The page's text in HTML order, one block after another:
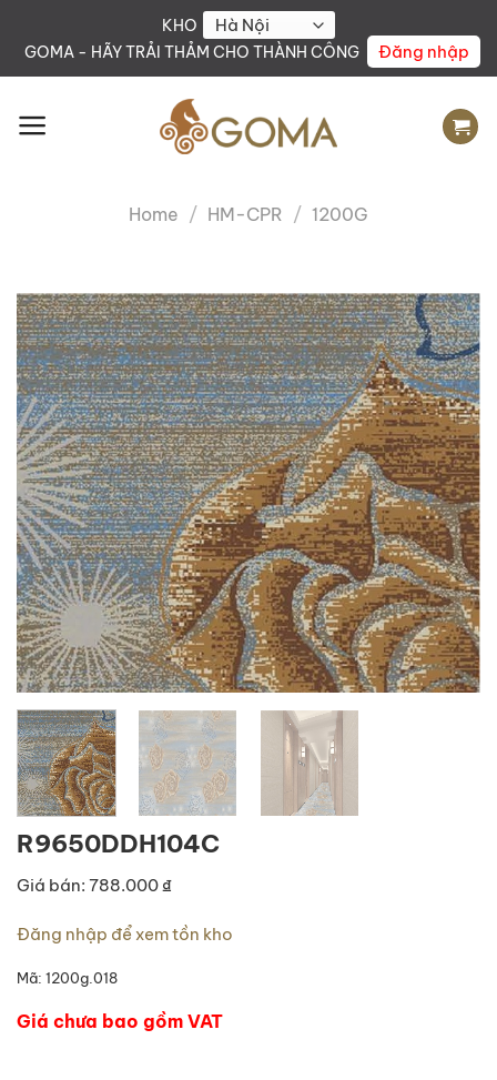
KHO
GOMA - HÃY TRẢI THẢM CHO THÀNH CÔNG
Đăng nhập
Home / HM-CPR / 1200G
R9650DDH104C
Giá bán: 788.000 ₫
Đăng nhập để xem tồn kho
Mã: 1200g.018
Giá chưa bao gồm VAT